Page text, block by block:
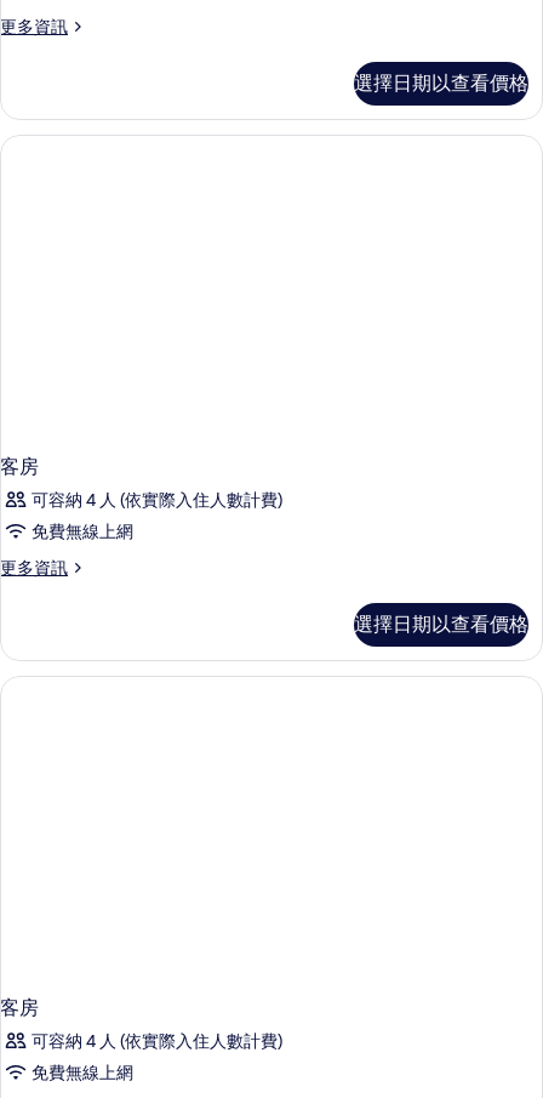
所
片
詳
的
有
相
更多資訊
更
客
房
的
選擇日期以查看價格
客房
可容納 4 人 (依實際入住人數計費)
免費無線上網
更多資訊
更
的
詳
情
選擇日期以查看價格
客房
可容納 4 人 (依實際入住人數計費)
免費無線上網